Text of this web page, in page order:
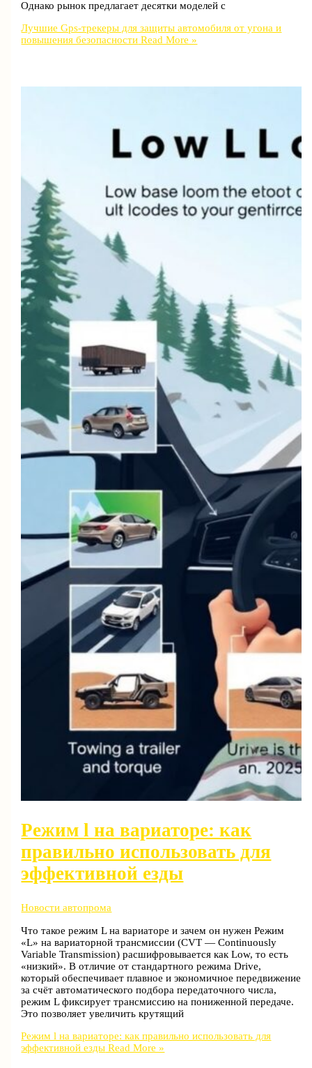
Однако рынок предлагает десятки моделей с
Лучшие Gps-трекеры для защиты автомобиля от угона и
повышения безопасности Read More »
Режим l на вариаторе: как
правильно использовать для
эффективной езды
Новости автопрома
Что такое режим L на вариаторе и зачем он нужен Режим
«L» на вариаторной трансмиссии (CVT — Continuously
Variable Transmission) расшифровывается как Low, то есть
«низкий». В отличие от стандартного режима Drive,
который обеспечивает плавное и экономичное передвижение
за счёт автоматического подбора передаточного числа,
режим L фиксирует трансмиссию на пониженной передаче.
Это позволяет увеличить крутящий
Режим l на вариаторе: как правильно использовать для
эффективной езды Read More »